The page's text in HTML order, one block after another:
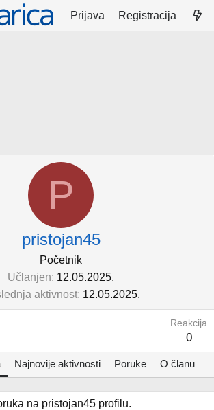
Prijava Registracija
P
pristojan45
Početnik
Učlanjen 12.05.2025.
aktivnost 12.05.2025.
Reakcija
0
Najnovije aktivnosti Poruke O članu
na pristojan45 profilu.